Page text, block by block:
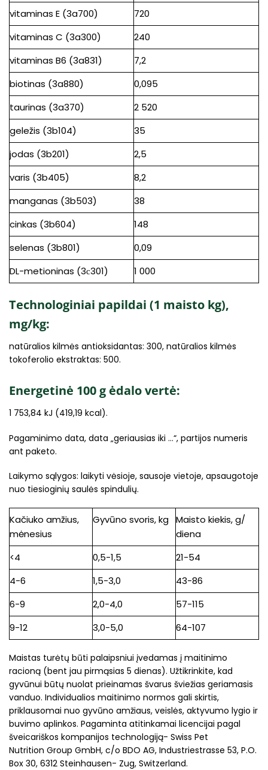
vitaminas E (3a700)
720
vitaminas C (3a300)
240
vitaminas B6 (3a831)
7,2
biotinas (3a880)
0,095
taurinas (3a370)
2 520
geležis (3b104)
35
jodas (3b201)
2,5
varis (3b405)
8,2
manganas (3b503)
38
cinkas (3b604)
148
selenas (3b801)
0,09
DL-metioninas (3с301)
1 000
Technologiniai papildai (1 maisto kg),
mg/kg:
natūralios kilmės antioksidantas: 300, natūralios kilmės
tokoferolio ekstraktas: 500.
Energetinė 100 g ėdalo vertė:
1 753,84 kJ (419,19 kcal).
Pagaminimo data, data „geriausias iki …“, partijos numeris
ant paketo.
Laikymo sąlygos: laikyti vėsioje, sausoje vietoje, apsaugotoje
nuo tiesioginių saulės spindulių.
Kačiuko amžius,
mėnesius
Gyvūno svoris, kg Maisto kiekis, g/
diena
<4
0,5-1,5
21-54
4-6
1,5-3,0
43-86
6-9
2,0-4,0
57-115
9-12
3,0-5,0 64-107
Maistas turėtų būti palaipsniui įvedamas į maitinimo
racioną (bent jau pirmąsias 5 dienas). Užtikrinkite, kad
gyvūnui būtų nuolat prieinamas švarus šviežias geriamasis
vanduo. Individualios maitinimo normos gali skirtis,
priklausomai nuo gyvūno amžiaus, veislės, aktyvumo lygio ir
buvimo aplinkos. Pagaminta atitinkamai licencijai pagal
šveicariškos kompanijos technologiją- Swiss Pet
Nutrition Group GmbH, c/o BDO AG, Industriestrasse 53, P.O.
Box 30, 6312 Steinhausen- Zug, Switzerland.